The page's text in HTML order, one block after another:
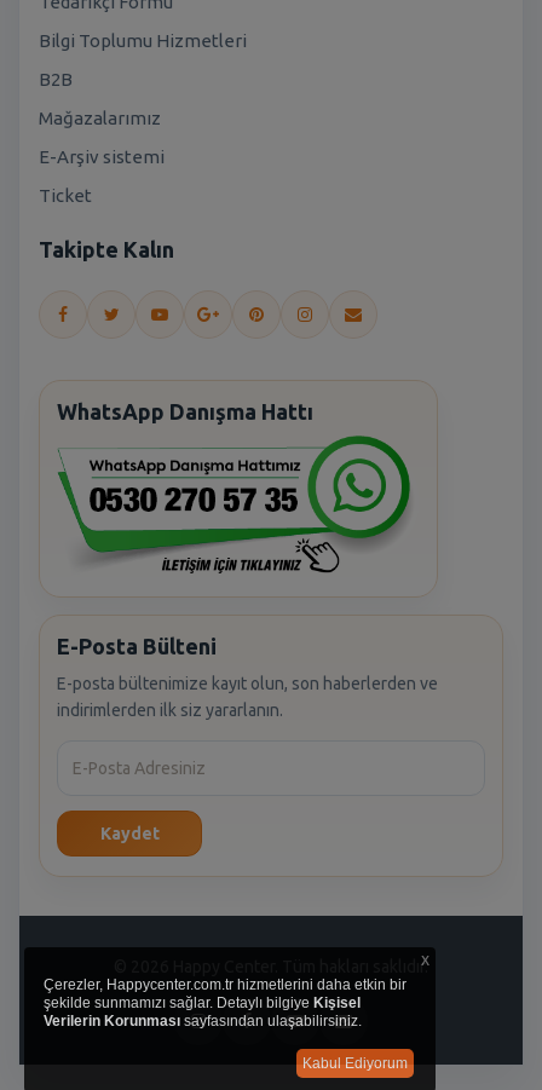
Bilgi Toplumu Hizmetleri
B2B
Mağazalarımız
E-Arşiv sistemi
Ticket
Takipte Kalın
WhatsApp Danışma Hattı
E-Posta Bülteni
E-posta bültenimize kayıt olun, son haberlerden ve
indirimlerden ilk siz yararlanın.
Kaydet
© 2026 Happy Center. Tüm hakları saklıdır.
x
Çerezler, Happycenter.com.tr hizmetlerini daha etkin bir
şekilde sunmamızı sağlar. Detaylı bilgiye Kişisel
Verilerin Korunması sayfasından ulaşabilirsiniz.
Kabul Ediyorum